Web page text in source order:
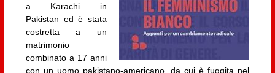
a Karachi in
Pakistan ed è stata
costretta a un
matrimonio
combinato a 17 anni
con un uomo pakistano-americano, da cui è fuggita nel